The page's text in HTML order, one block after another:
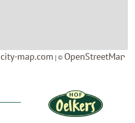
city-map.com | © OpenStreetMap
city-map.com | © OpenStreetMap